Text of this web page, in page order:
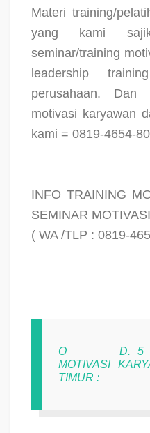
Materi training/
yang kami
seminar/training
leadership
perusahaan.
motivasi karyawan
kami = 0819-4654-
INFO TRAINING
SEMINAR
( WA /TLP : 0819-
O
D. 5
MOTIVASI
TIMUR :